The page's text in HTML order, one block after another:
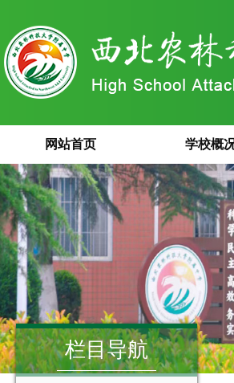
网站首页 学校概
栏目导航